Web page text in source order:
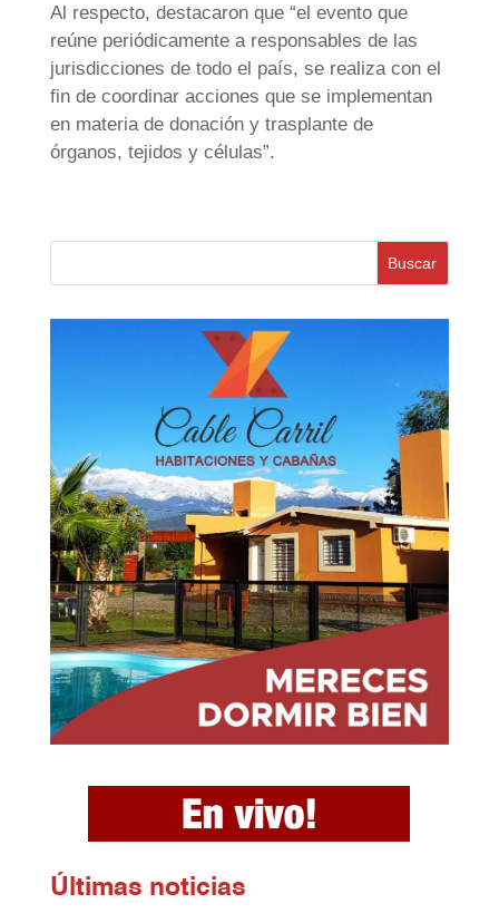
Al respecto, destacaron que “el evento que
reúne periódicamente a responsables de las
jurisdicciones de todo el país, se realiza con el
fin de coordinar acciones que se implementan
en materia de donación y trasplante de
órganos, tejidos y células”.
Buscar
Ú ltimas noticias